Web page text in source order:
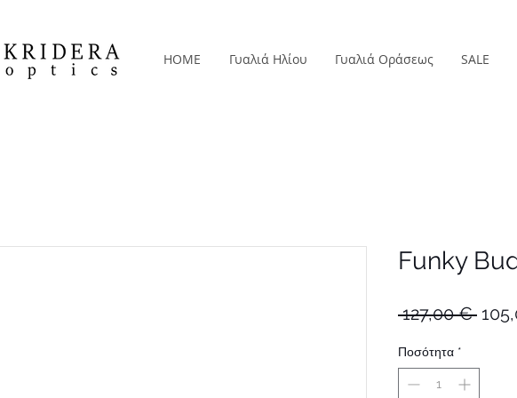
HOME Γυαλιά Ηλίου Γυαλιά Οράσεως SALE
Funky
127,00 €
Ποσότητα *